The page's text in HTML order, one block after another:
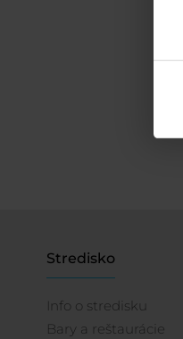
Stredisko
Info o stredisku
Bary a reštaurácie